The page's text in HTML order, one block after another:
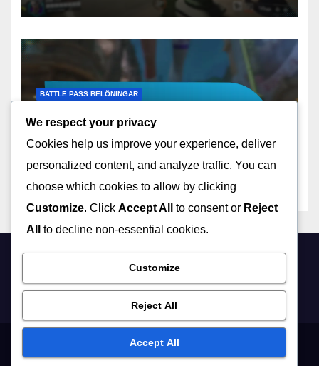
BATTLE PASS BELÖNINGAR
Battle Pass Belöningar:
Nivåer, Utmaningar,
Låsningar
bronsonarroyo.com
VillkorDataskyddspolicyCookieinställningarOm ossKontakta oss
We respect your privacy
Cookies help us improve your experience, deliver
personalized content, and analyze traffic. You can
choose which cookies to allow by clicking
Customize. Click Accept All to consent or Reject
All
to decline non-essential cookies.
Customize
Reject All
Accept All